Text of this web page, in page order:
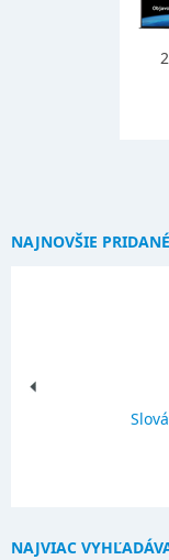
NAJNOVŠIE
NAJVIAC